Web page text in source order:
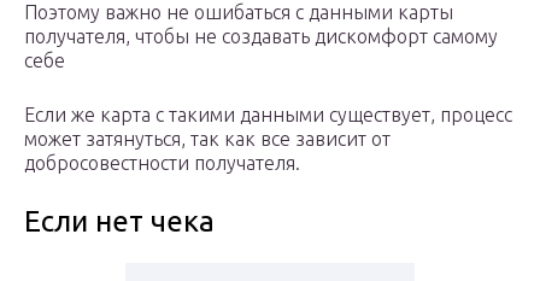
Поэтому важно не ошибаться с данными карты
получателя, чтобы не создавать дискомфорт самому
себе
Если же карта с такими данными существует, процесс
может затянуться, так как все зависит от
добросовестности получателя.
Если нет чека